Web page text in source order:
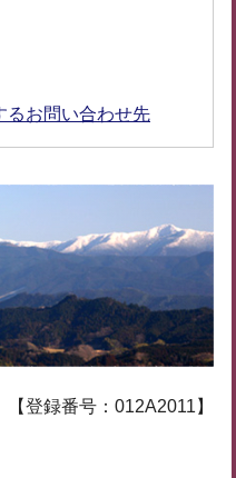
るお問い合わせ先
【登録番号：012A2011】